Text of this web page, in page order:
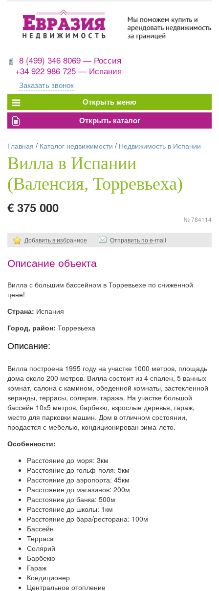
8 (499) 346 8069 — Россия
+34 922 986 725 — Испания
Заказать звонок
Главная / Каталог недвижимости / Недвижимость в Испании
Вилла в Испании
(Валенсия, Торревьеха)
€ 375 000
№ 784114
Добавить в избранное Отправить по e-mail
Описание объекта
Вилла с большим бассейном в Торревьехе по сниженной
цене!
Страна: Испания
Город, район: Торревьеха
Описание:
Вилла построена 1995 году на участке 1000 метров, площадь
дома около 200 метров. Вилла состоит из 4 спален, 5 ванных
комнат, салона с камином, обеденной комнаты, застекленной
веранды, террасы, солярия, гаража. На участке большой
бассейн 10х5 метров, барбекю, взрослые деревья, гараж,
место для парковки машин. Дом в отличном состоянии,
продается с мебелью, кондиционирован зима-лето.
Особенности:
Расстояние до моря: 3км
Расстояние до гольф-поля: 5км
Расстояние до аэропорта: 45км
Расстояние до магазинов: 200м
Расстояние до банка: 500м
Расстояние до школы: 1км
Расстояние до бара/ресторана: 100м
Бассейн
Терраса
Солярий
Барбекю
Гараж
Кондиционер
Центральное отопление